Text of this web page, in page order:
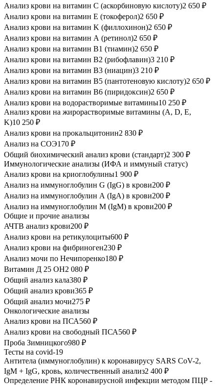
Анализ крови на витамин C (аскорбиновую кислоту)2 650 ₽
Анализ крови на витамин E (токоферол)2 650 ₽
Анализ крови на витамин K (филлохинон)2 650 ₽
Анализ крови на витамин А (ретинол)2 650 ₽
Анализ крови на витамин В1 (тиамин)2 650 ₽
Анализ крови на витамин В2 (рибофлавин)3 210 ₽
Анализ крови на витамин В3 (ниацин)3 210 ₽
Анализ крови на витамин В5 (пантотеновую кислоту)2 650 ₽
Анализ крови на витамин В6 (пиридоксин)2 650 ₽
Анализ крови на водорастворимые витамины10 250 ₽
Анализ крови на жирорастворимые витамины (A, D, E,
K)10 250 ₽
Анализ крови на прокальцитонин2 830 ₽
Анализ на СОЭ170 ₽
Общий биохимический анализ крови (стандарт)2 300 ₽
Иммунологические анализы (ИФА и иммуный статус)
Анализ крови на криоглобулины1 900 ₽
Анализ на иммуноглобулин G (IgG) в крови200 ₽
Анализ на иммуноглобулин А (IgA) в крови200 ₽
Анализ на иммуноглобулин М (IgM) в крови200 ₽
Общие и прочие анализы
АЧТВ анализ крови200 ₽
Анализ крови на ретикулоциты600 ₽
Анализ крови на фибриноген230 ₽
Анализ мочи по Нечипоренко180 ₽
Витамин Д 25 ОН2 080 ₽
Общий анализ кала380 ₽
Общий анализ крови365 ₽
Общий анализ мочи275 ₽
Онкологические анализы
Анализ крови на ПСА560 ₽
Анализ крови на свободный ПСА560 ₽
Проба Зимницкого980 ₽
Тесты на covid-19
Антитела (иммуноглобулин) к коронавирусу SARS CoV-2,
IgM + IgG, кровь, количественный анализ2 400 ₽
Определение РНК коронавирусной инфекции методом ПЦР -